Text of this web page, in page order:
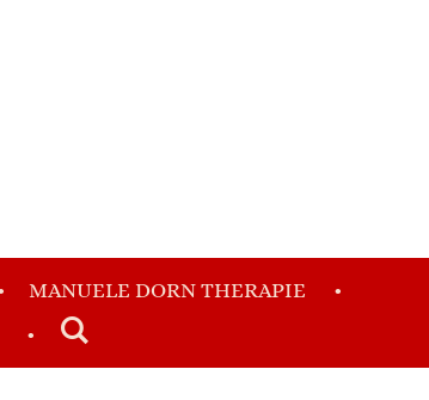
MANUELE DORN THERAPIE